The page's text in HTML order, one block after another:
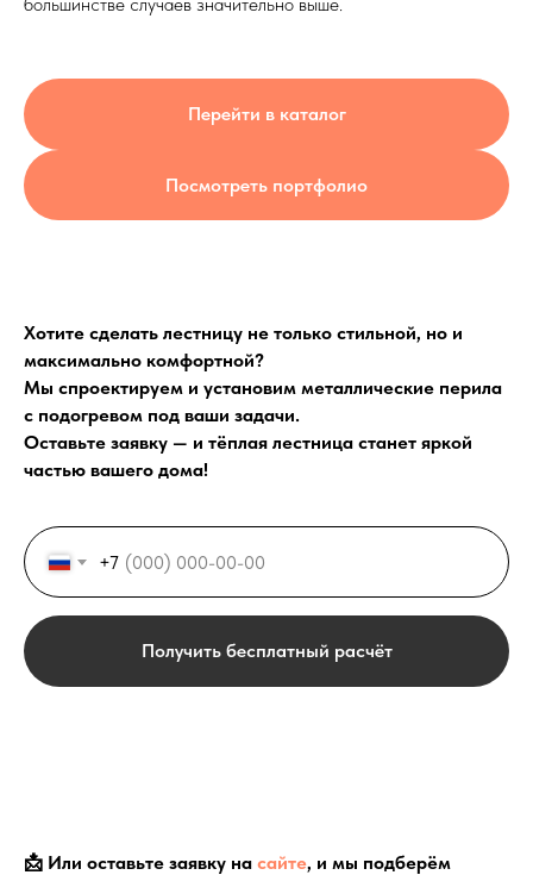
Выезд и ЗD ПРОЕКТбесплатно!
Лестница на
обшивку деревом
Перейти в каталог
Посмотреть портфолио
Хотите сделать лестницу не только стильной, но и
максимально комфортной?
Мы спроектируем и установим металлические перила
с подогревом под ваши задачи.
Оставьте заявку — и тёплая лестница станет яркой
частью вашего дома!
+7
Получить бесплатный расчёт
📩 Или оставьте заявку на сайте, и мы подберём